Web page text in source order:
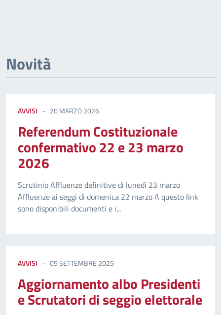
Novità
AVVISI 20 MARZO 2026
Referendum Costituzionale
confermativo 22 e 23 marzo
2026
Scrutinio Affluenze definitive di lunedì 23 marzo
Affluenze ai seggi di domenica 22 marzo A questo link
sono disponibili documenti e i...
AVVISI 05 SETTEMBRE 2025
Aggiornamento albo Presidenti
e Scrutatori di seggio elettorale